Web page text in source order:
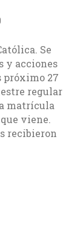
Se
y acciones
próximo 27
regular
matrícula
viene.
recibieron